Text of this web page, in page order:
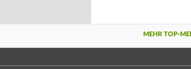
MEHR TOP-